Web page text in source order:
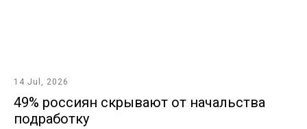
14 Jul, 2026
49% россиян скрывают от начальства
подработку